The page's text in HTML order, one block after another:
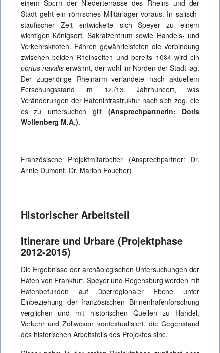
einem Sporn der Niederterrasse des Rheins und der
Stadt geht ein römisches Militärlager voraus. In salisch-
staufischer Zeit entwickelte sich Speyer zu einem
wichtigen Königsort, Sakralzentrum sowie Handels- und
Verkehrsknoten. Fähren gewährleisteten die Verbindung
zwischen beiden Rheinseiten und bereits 1084 wird ein
portus navaliserwähnt, der wohl im Norden der Stadt lag.
Der zugehörige Rheinarm verlandete nach aktuellem
Forschungsstand im 12./13. Jahrhundert, was
Veränderungen der Hafeninfrastruktur nach sich zog, die
es zu untersuchen gilt (Ansprechpartnerin: Doris
Wollenberg M.A.).
Französische Projektmitarbeiter (Ansprechpartner: Dr.
Annie Dumont, Dr. Marion Foucher)
Historischer Arbeitsteil
Itinerare und Urbare (Projektphase
2012-2015)
Die Ergebnisse der archäologischen Untersuchungen der
Häfen von Frankfurt, Speyer und Regensburg werden mit
Hafenbefunden auf überregionaler Ebene unter
Einbeziehung der französischen Binnenhafenforschung
verglichen und mit historischen Quellen zu Handel,
Verkehr und Zollwesen kontextualisiert, die Gegenstand
des historischen Arbeitsteils des Projektes sind.